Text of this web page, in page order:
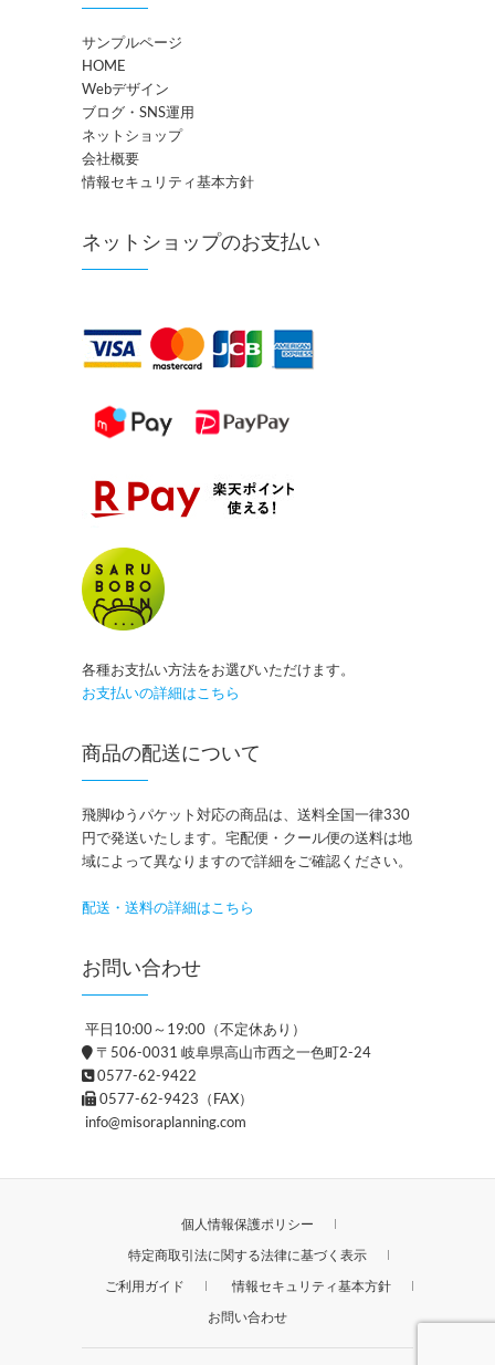
サンプルページ
HOME
Webデザイン
ブログ・SNS運用
ネットショップ
会社概要
情報セキュリティ基本方針
ネットショップのお支払い
各種お支払い方法をお選びいただけます。
お支払いの詳細はこちら
商品の配送について
飛脚ゆうパケット対応の商品は、送料全国一律330
円で発送いたします。宅配便・クール便の送料は地
域によって異なりますので詳細をご確認ください。
配送・送料の詳細はこちら
お問い合わせ
平日10:00～19:00（不定休あり）
〒506-0031 岐阜県高山市西之一色町2-24
0577-62-9422
0577-62-9423（FAX）
info@misoraplanning.com
個人情報保護ポリシー
特定商取引法に関する法律に基づく表示
ご利用ガイド
情報セキュリティ基本方針
お問い合わせ